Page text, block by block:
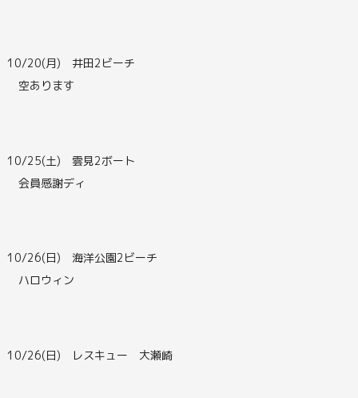
10/20(月) 井田2ビーチ
空あります
10/25(土) 雲見2ボート
会員感謝ディ
10/26(日) 海洋公園2ビーチ
ハロウィン
10/26(日) レスキュー 大瀬崎